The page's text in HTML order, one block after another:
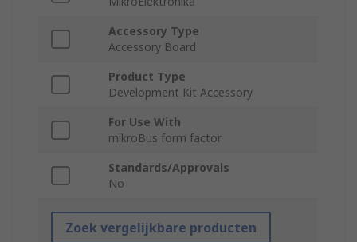
Accessory Type
Accessory Board
Product Type
Development Kit Accessory
For Use With
mikroBus form factor
Standards/Approvals
No
Zoek vergelijkbare producten